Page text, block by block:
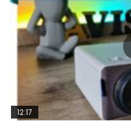
12:17